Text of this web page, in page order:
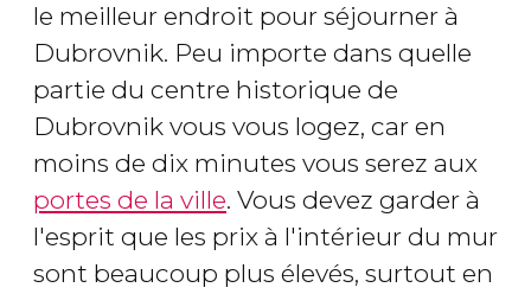
le meilleur endroit pour séjourner à
Dubrovnik. Peu importe dans quelle
partie du centre historique de
Dubrovnik vous vous logez, car en
moins de dix minutes vous serez aux
portes de la ville. Vous devez garder à
l'esprit que les prix à l'intérieur du mur
sont beaucoup plus élevés, surtout en